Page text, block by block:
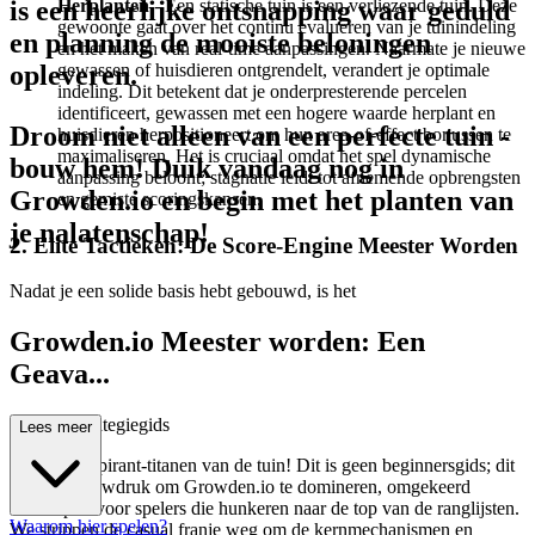
is een heerlijke ontsnapping waar geduld
en planning de mooiste beloningen
opleveren.
Droom niet alleen van een perfecte tuin -
bouw hem! Duik vandaag nog in
Growden.io en begin met het planten van
je nalatenschap!
Herplanten- Een statische tuin is een verliezende tuin. Deze
gewoonte gaat over het continu evalueren van je tuinindeling
en het maken van real-time aanpassingen. Naarmate je nieuwe
gewassen of huisdieren ontgrendelt, verandert je optimale
indeling. Dit betekent dat je onderpresterende percelen
identificeert, gewassen met een hogere waarde herplant en
huisdieren herpositioneert om hun area-of-effect bonussen te
maximaliseren. Het is cruciaal omdat het spel dynamische
aanpassing beloont; stagnatie leidt tot afnemende opbrengsten
en gemiste scoringskansen.
2. Elite Tactieken: De Score-Engine Meester Worden
Nadat je een solide basis hebt gebouwd, is het
Growden.io Meester worden: Een
Geava...
nceerde Strategiegids
Welkom, aspirant-titanen van de tuin! Dit is geen beginnersgids; dit
is jouw blauwdruk om Growden.io te domineren, omgekeerd
ontworpen voor spelers die hunkeren naar de top van de ranglijsten.
We strippen de casual franje weg om de kernmechanismen en
Lees meer
Waarom hier spelen?